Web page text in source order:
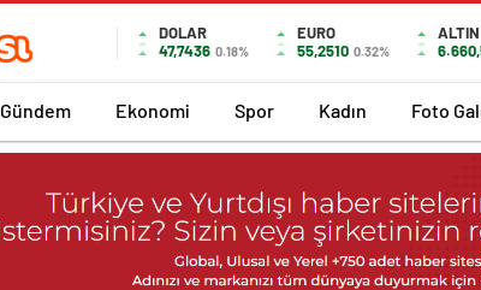
DOLAR
47,7436 0.18%
EURO
55,2510 0.32%
ALTIN
Gündem Ekonomi Spor Kadın Foto